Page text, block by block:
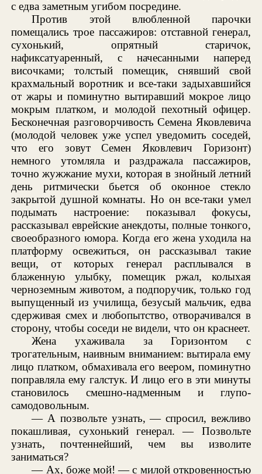
с едва заметным угибом посредине.
Против этой влюбленной парочки
помещались трое пассажиров: отставной генерал,
сухонький, опрятный старичок,
нафиксатуаренный, с начесанными наперед
височками; толстый помещик, снявший свой
крахмальный воротник и все-таки задыхавшийся
от жары и поминутно вытиравший мокрое лицо
мокрым платком, и молодой пехотный офицер.
Бесконечная разговорчивость Семена Яковлевича
(молодой человек уже успел уведомить соседей,
что его зовут Семен Яковлевич Горизонт)
немного утомляла и раздражала пассажиров,
точно жужжание мухи, которая в знойный летний
день ритмически бьется об оконное стекло
закрытой душной комнаты. Но он все-таки умел
подымать настроение: показывал фокусы,
рассказывал еврейские анекдоты, полные тонкого,
своеобразного юмора. Когда его жена уходила на
платформу освежиться, он рассказывал такие
вещи, от которых генерал расплывался в
блаженную улыбку, помещик ржал, колыхая
черноземным животом, а подпоручик, только год
выпущенный из училища, безусый мальчик, едва
сдерживая смех и любопытство, отворачивался в
сторону, чтобы соседи не видели, что он краснеет.
Жена ухаживала за Горизонтом с
трогательным, наивным вниманием: вытирала ему
лицо платком, обмахивала его веером, поминутно
поправляла ему галстук. И лицо его в эти минуты
становилось смешно-надменным и глупо-
самодовольным.
— А позвольте узнать, — спросил, вежливо
покашливая, сухонький генерал. — Позвольте
узнать, почтеннейший, чем вы изволите
заниматься?
— Ах, боже мой! — с милой откровенностью